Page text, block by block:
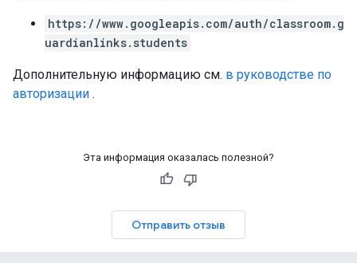
https://www.googleapis.com/auth/classroom.g
uardianlinks.students
Дополнительную информацию см. в руководстве по
авторизации .
Эта информация оказалась полезной?
Отправить отзыв